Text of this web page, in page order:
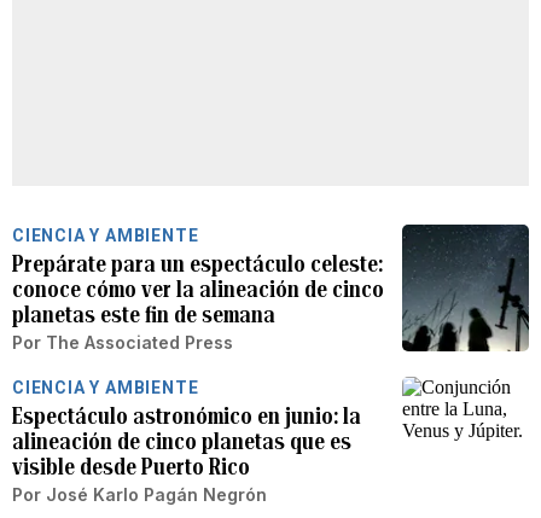
CIENCIA Y AMBIENTE
Prepárate para un espectáculo celeste:
conoce cómo ver la alineación de cinco
planetas este fin de semana
Por The Associated Press
CIENCIA Y AMBIENTE
Espectáculo astronómico en junio: la
alineación de cinco planetas que es
visible desde Puerto Rico
Por José Karlo Pagán Negrón